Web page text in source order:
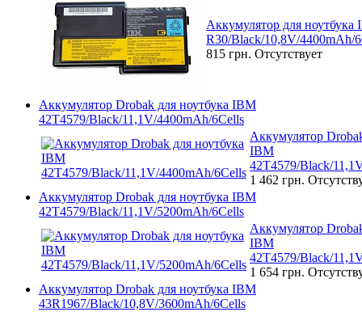
Аккумулятор для ноутбука
R30/Black/10,8V/4400mAh/
815 грн. Отсутствует
Аккумулятор Drobak для ноутбука IBM
42T4579/Black/11,1V/4400mAh/6Cells
Аккумулятор
IBM
42T4579/Black/
1 462 грн.
Аккумулятор Drobak для ноутбука IBM
42T4579/Black/11,1V/5200mAh/6Cells
Аккумулятор
IBM
42T4579/Black/
1 654 грн.
Аккумулятор Drobak для ноутбука IBM
43R1967/Black/10,8V/3600mAh/6Cells